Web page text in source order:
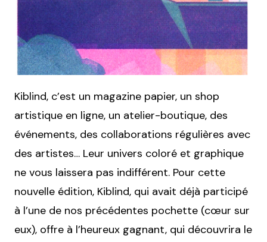
Kiblind, c’est un magazine papier, un shop
artistique en ligne, un atelier-boutique, des
événements, des collaborations régulières avec
des artistes… Leur univers coloré et graphique
ne vous laissera pas indifférent. Pour cette
nouvelle édition, Kiblind, qui avait déjà participé
à l’une de nos précédentes pochette (cœur sur
eux), offre à l’heureux gagnant, qui découvrira le